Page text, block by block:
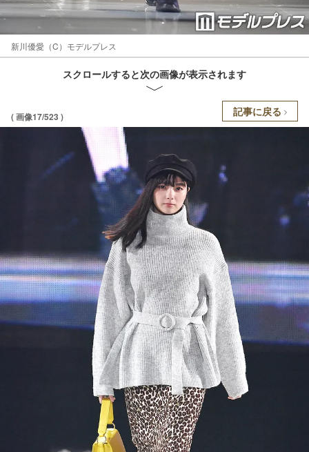
新川優愛（C）モデルプレス
スクロールすると次の画像が表示されます
( 画像17/523 ) 記事に戻る